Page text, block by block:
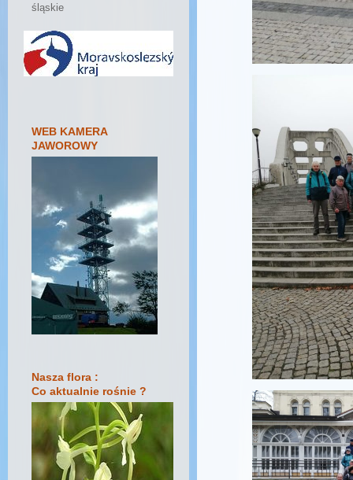
śląskie
WEB KAMERA
JAWOROWY
Nasza flora :
Co aktualnie rośnie ?